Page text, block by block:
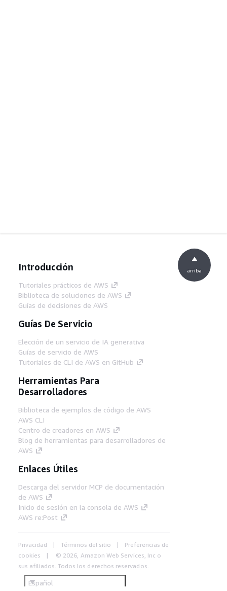
Introducción
Tutoriales prácticos de AWS
Biblioteca de soluciones de AWS
Guías de decisiones de AWS
Guías De Servicio
Elección de un servicio de IA generativa
Guías de servicio de AWS
Tutoriales de CLI de AWS en GitHub
Herramientas Para
Desarrolladores
Biblioteca de ejemplos de código de AWS
AWS CLI
Centro de creadores en AWS
Blog de herramientas para desarrolladores de
AWS
Enlaces Útiles
Descarga del servidor MCP de documentación
de AWS
Inicio de sesión en la consola de AWS
AWS re:Post
Privacidad Términos del sitio
Preferencias de
cookies
© 2026, Amazon Web Services, Inc o
sus afiliados. Todos los derechos reservados.
Español
arriba